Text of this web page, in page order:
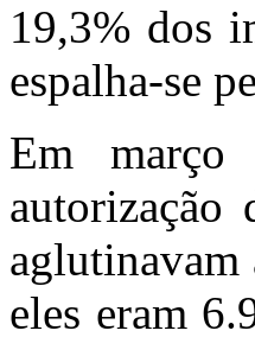
19,3% dos
espalha-se
Em março
autorização
aglutinavam
eles eram